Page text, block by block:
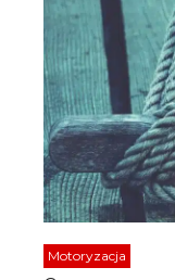
Motoryzacja